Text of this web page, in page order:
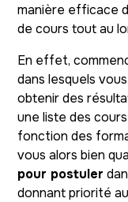
manière efficace
de cours tout au
En effet,
dans lesquels
obtenir des
une liste des
fonction des
vous alors bien
pour postuler
donnant priorité